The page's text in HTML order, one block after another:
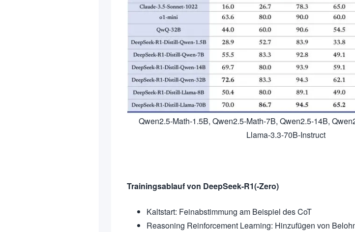
Qwen2.5-Math-1.5B, Qwen2.5-Math-7B, Qwen2.5-14B,
Llama-3.3-70B-Instruct
Trainingsablauf von DeepSeek-R1(-Zero)
Kaltstart: Feinabstimmung am Beispiel des CoT
Reasoning Reinforcement Learning: Hinzufügen von